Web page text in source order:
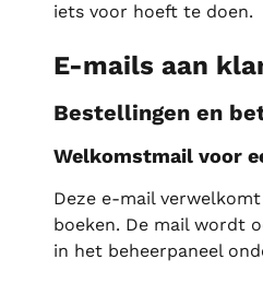
iets voor hoeft te doen.
E-mails aan
Bestellingen en
Welkomstmail voor
Deze e-mail
boeken. De mail wordt
in het beheerpaneel